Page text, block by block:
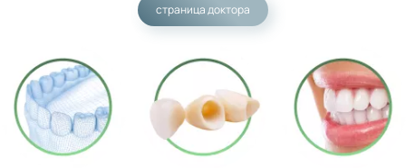
страница доктора